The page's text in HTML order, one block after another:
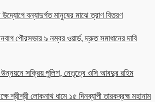
বন্যাদুর্গত মানুষের মাঝে ত্রাণ বিতরণ
পৌরসভার ৯ নম্বর ওয়ার্ড, দ্রুত সমাধানের দাবি
সক্রিয় পুলিশ, নেতৃত্বে ওসি আবদুর রহিম
শ্রীশ্রী লোকনাথ ধামে ১৫ দিনব্যাপী তারকব্রহ্ম মহানাম